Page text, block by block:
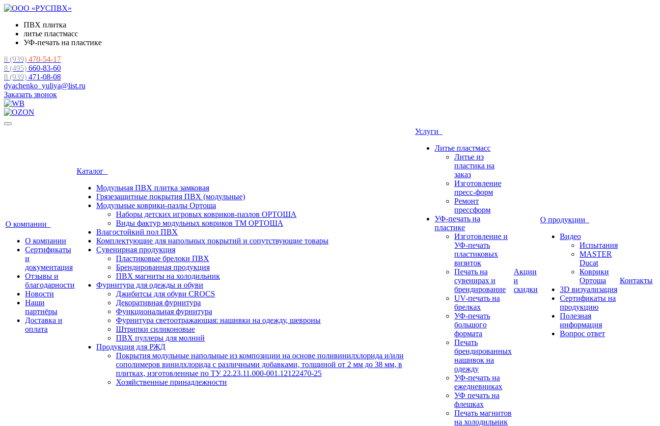
ПВХ плитка
литье пластмасс
УФ-печать на пластике
8 (939) 470-54-17
8 (495) 660-83-60
8 (939) 471-08-08
dyachenko_yuliya@list.ru
Заказать звонок
О компании
О компании
Сертификаты
и
документация
Отзывы и
благодарности
Новости
Наши
партнёры
Доставка и
оплата
Каталог
Модульная ПВХ плитка замковая
Грязезащитные покрытия ПВХ (модульные)
Модульные коврики-пазлы Ортоша
Наборы детских игровых ковриков-пазлов ОРТОША
Виды фактур модульных ковриков ТМ ОРТОША
Влагостойкий пол ПВХ
Комплектующие для напольных покрытий и сопутствующие товары
Сувенирная продукция
Пластиковые брелоки ПВХ
Брендированная продукция
ПВХ магниты на холодильник
Фурнитура для одежды и обуви
Джибитсы для обуви CROCS
Декоративная фурнитура
Функциональная фурнитура
Фурнитура светоотражающая: нашивки на одежду, шевроны
Штрипки силиконовые
ПВХ пуллеры для молний
Продукция для РЖД
Покрытия модульные напольные из композиции на основе поливинилхлорида и/или
сополимеров винилхлорида с различными добавками, толщиной от 2 мм до 38 мм, в
плитках, изготовленные по ТУ 22.23.11.000-001.12122470-25
Хозяйственные принадлежности
Услуги
Литье пластмасс
Литье из
пластика на
заказ
Изготовление
пресс-форм
Ремонт
прессформ
УФ-печать на
пластике
Изготовление и
УФ-печать
пластиковых
визиток
Печать на
сувенирах и
брендирование
UV-печать на
брелках
УФ-печать
большого
формата
Печать
брендированных
нашивок на
одежду
УФ-печать на
ежедневниках
УФ печать на
флешках
Печать магнитов
на холодильник
Акции
и
скидки
О продукции
Видео
Испытания
MASTER
Ducat
Коврики
Ортоша
3D визуализация
Сертификаты на
продукцию
Полезная
информация
Вопрос ответ
Контакты